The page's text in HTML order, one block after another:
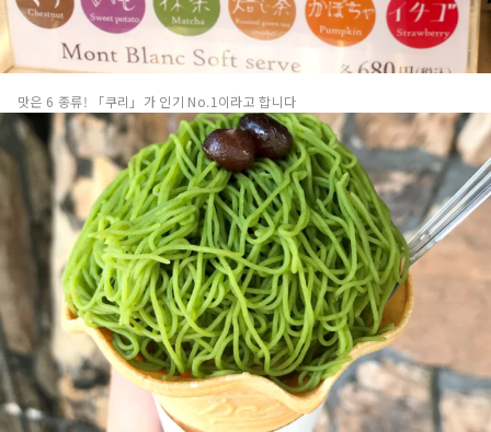
맛은 6 종류! 「쿠리」가 인기 No.1이라고 합니다